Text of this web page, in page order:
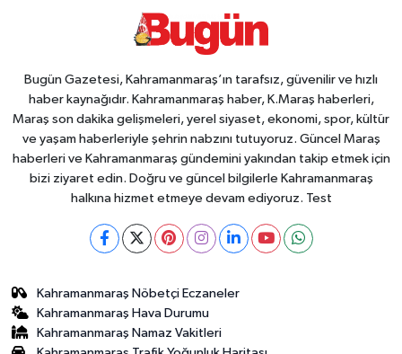
Bugün Gazetesi, Kahramanmaraş’ın tarafsız, güvenilir ve hızlı
haber kaynağıdır. Kahramanmaraş haber, K.Maraş haberleri,
Maraş son dakika gelişmeleri, yerel siyaset, ekonomi, spor, kültür
ve yaşam haberleriyle şehrin nabzını tutuyoruz. Güncel Maraş
haberleri ve Kahramanmaraş gündemini yakından takip etmek için
bizi ziyaret edin. Doğru ve güncel bilgilerle Kahramanmaraş
halkına hizmet etmeye devam ediyoruz. Test
Kahramanmaraş Nöbetçi Eczaneler
Kahramanmaraş Hava Durumu
Kahramanmaraş Namaz Vakitleri